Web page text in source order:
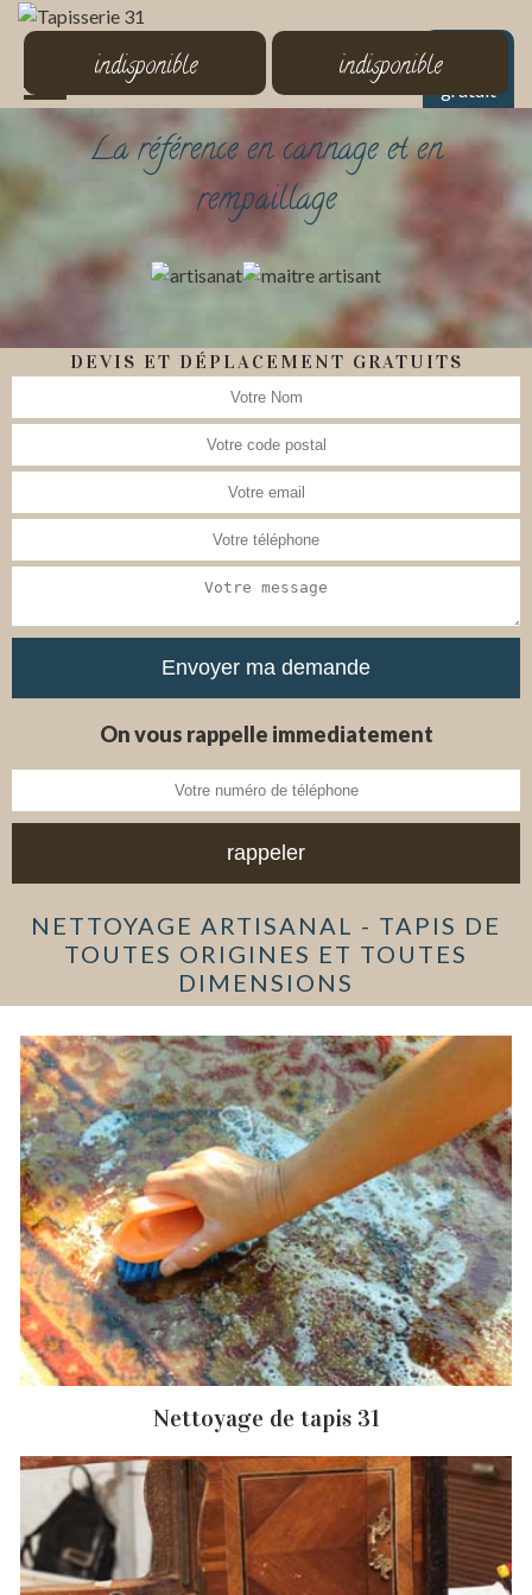
Devis
gratuit
indisponible indisponible
La référence en cannage et en
rempaillage
DEVIS ET DÉPLACEMENT GRATUITS
On vous rappelle immediatement
NETTOYAGE ARTISANAL - TAPIS DE
TOUTES ORIGINES ET TOUTES
DIMENSIONS
Nettoyage de tapis 31